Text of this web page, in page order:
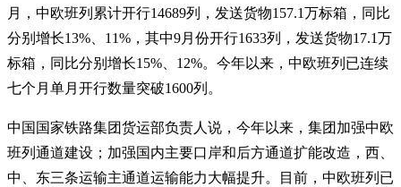
月，中欧班列累计开行14689列，发送货物157.1万标箱，同比
分别增长13%、11%，其中9月份开行1633列，发送货物17.1万
标箱，同比分别增长15%、12%。今年以来，中欧班列已连续
七个月单月开行数量突破1600列。
中国国家铁路集团货运部负责人说，今年以来，集团加强中欧
班列通道建设；加强国内主要口岸和后方通道扩能改造，西、
中、东三条运输主通道运输能力大幅提升。目前，中欧班列已